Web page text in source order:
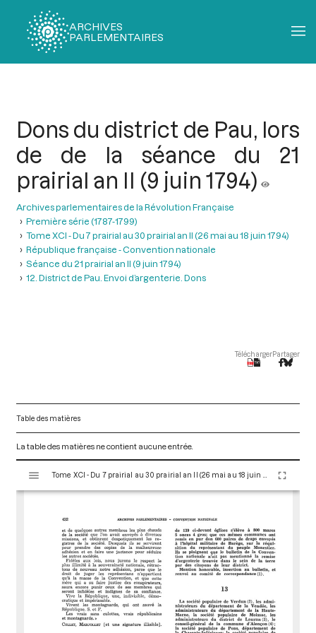
ARCHIVES
PARLEMENTAIRES
Dons du district de Pau, lors
de de la séance du 21
prairial an II (9 juin 1794)
Archives parlementaires de la Révolution Française
Première série (1787-1799)
Tome XCI - Du 7 prairial au 30 prairial an II (26 mai au 18 juin 1794)
République française - Convention nationale
Séance du 21 prairial an II (9 juin 1794)
12. District de Pau. Envoi d’argenterie. Dons
TéléchargerPartager
Table des matières
La table des matières ne contient aucune entrée.
s